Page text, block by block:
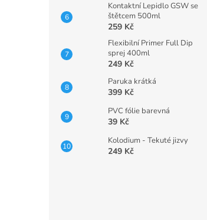
Kontaktní Lepidlo GSW se
štětcem 500ml
259 Kč
Flexibilní Primer Full Dip
sprej 400ml
249 Kč
Paruka krátká
399 Kč
PVC fólie barevná
39 Kč
Kolodium - Tekuté jizvy
249 Kč